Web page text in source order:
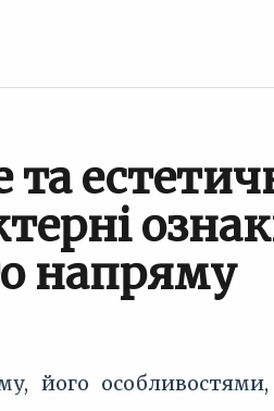
напряму
його